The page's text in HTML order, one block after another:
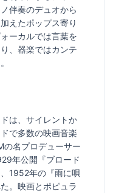
伴奏のデュオから
えたポップス寄り
ーカルでは言葉を
、器楽ではカンテ
は、サイレントか
で多数の映画音楽
の名プロデューサー
年公開『ブロード
1952年の『雨に唄
。映画とポピュラ